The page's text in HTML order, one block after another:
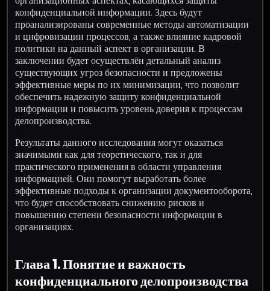
конфиденциальной информации. Здесь будут
проанализированы современные методы автоматизации
и цифровизации процессов, а также влияние кадровой
политики на данный аспект в организации. В
заключении будет осуществлён детальный анализ
существующих угроз безопасности и предложены
эффективные меры по их минимизации, что позволит
обеспечить надежную защиту конфиденциальной
информации и повысить уровень доверия к процессам
делопроизводства.
Результаты данного исследования могут оказаться
значимыми как для теоретического, так и для
практического применения в области управления
информацией. Они помогут выработать более
эффективные подходы к организации документооборота,
что будет способствовать снижению рисков и
повышению степени безопасности информации в
организациях.
Глава 1. Понятие и важность
конфиденциального делопроизводства